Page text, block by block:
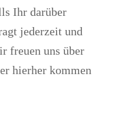
Ihr darüber
jederzeit und
freuen uns über
hierher kommen